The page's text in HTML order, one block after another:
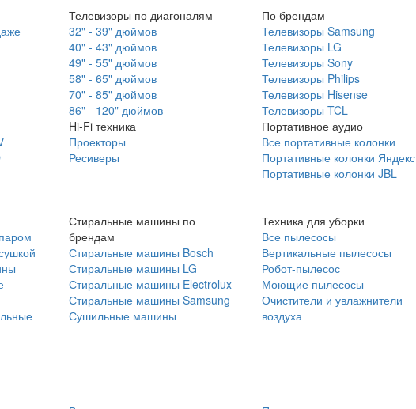
Телевизоры по диагоналям
32" - 39" дюймов
40" - 43" дюймов
49" - 55" дюймов
58" - 65" дюймов
70" - 85" дюймов
86" - 120" дюймов
Hi-Fi техника
Проекторы
Ресиверы
По брендам
Телевизоры Samsung
Телевизоры LG
Телевизоры Sony
Телевизоры Philips
Телевизоры Hisense
Телевизоры TCL
Портативное аудио
Все портативные колонки
Портативные колонки Яндекс
Портативные колонки JBL
Стиральные машины по
брендам
Стиральные машины Bosch
Стиральные машины LG
Стиральные машины Electrolux
Стиральные машины Samsung
Сушильные машины
Техника для уборки
Все пылесосы
Вертикальные пылесосы
Робот-пылесос
Моющие пылесосы
Очистители и увлажнители
воздуха